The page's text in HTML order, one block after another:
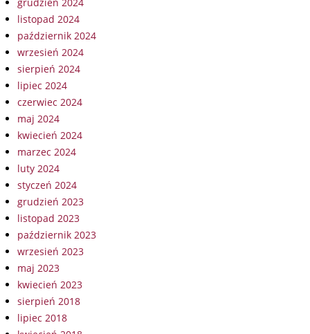
listopad 2024
październik 2024
wrzesień 2024
sierpień 2024
lipiec 2024
czerwiec 2024
maj 2024
kwiecień 2024
marzec 2024
luty 2024
styczeń 2024
grudzień 2023
listopad 2023
październik 2023
wrzesień 2023
maj 2023
kwiecień 2023
sierpień 2018
lipiec 2018